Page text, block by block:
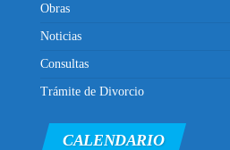
Obras
Noticias
Consultas
Trámite de Divorcio
CALENDARIO